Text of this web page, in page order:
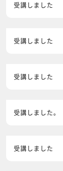
受講しました
受講しました
受講しました
受講しました。
受講しました